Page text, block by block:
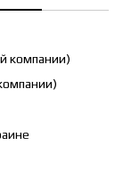
компании)